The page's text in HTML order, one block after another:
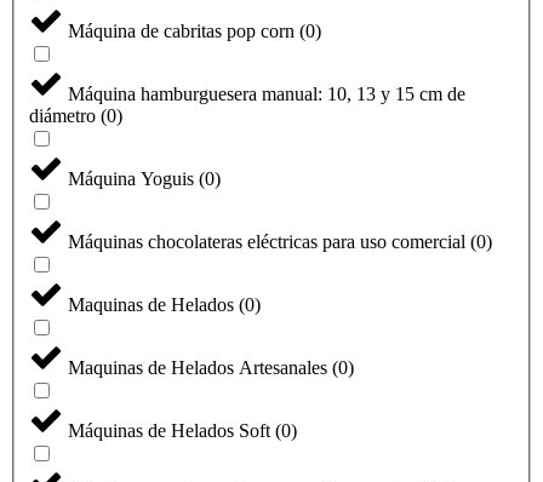
Máquina de cabritas pop corn (0)
Máquina hamburguesera manual: 10, 13 y 15 cm de
diámetro (0)
Máquina Yoguis (0)
Máquinas chocolateras eléctricas para uso comercial (0)
Maquinas de Helados (0)
Maquinas de Helados Artesanales (0)
Máquinas de Helados Soft (0)